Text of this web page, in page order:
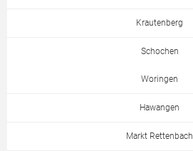
Krautenberg
Schochen
Woringen
Hawangen
Markt Rettenbach